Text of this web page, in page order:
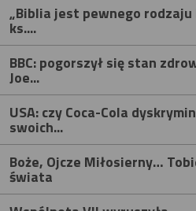
„Biblia jest pewnego
ks....
BBC: pogorszył się stan
Joe...
USA: czy Coca-Cola
swoich...
Boże, Ojcze Miłosierny…
świata